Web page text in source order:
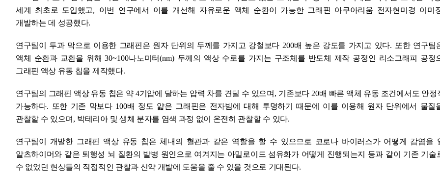
세계 최초로 도입했고, 이번 연구에서 이를 개선해 자유로운 액체 순환이 가능한 그래핀 아쿠아리움 전자현미경 이미
개발하는 데 성공했다.
연구팀이 투과 막으로 이용한 그래핀은 원자 단위의 두께를 가지고 강철보다 200배 높은 강도를 가지고 있다. 또한 연구팀
액체 순환과 교환을 위해30~100나노미터(nm) 두께의 액상 수로를 가지는 구조체를 반도체 제작 공정인 리소그래피 공정
그래핀 액상 유동 칩을 제작했다.
연구팀의 그래핀 액상 유동 칩은 약 4기압에 달하는 압력 차를 견딜 수 있으며 , 기존보다 20배 빠른 액체 유동 조건에서도 안정
가능하다. 또한 기존 막보다 100배 정도 얇은 그래핀은 전자빔에 대해 투명하기 때문에 이를 이용해 원자 단위에서 물질
관찰할 수 있으며 , 박테리아 및 생체 분자를 염색 과정 없이 온전히 관찰할 수 있다.
연구팀이 개발한 그래핀 액상 유동 칩은 체내의 혈관과 같은 역할을 할 수 있으므로 코로나 바이러스가 어떻게 감염을
알츠하이머와 같은 퇴행성 뇌 질환의 발병 원인으로 여겨지는 아밀로이드 섬유화가 어떻게 진행되는지 등과 같이 기존 기술
수 없었던 현상들의 직접적인 관찰과 신약 개발에 도움을 줄 수 있을 것으로 기대된다.